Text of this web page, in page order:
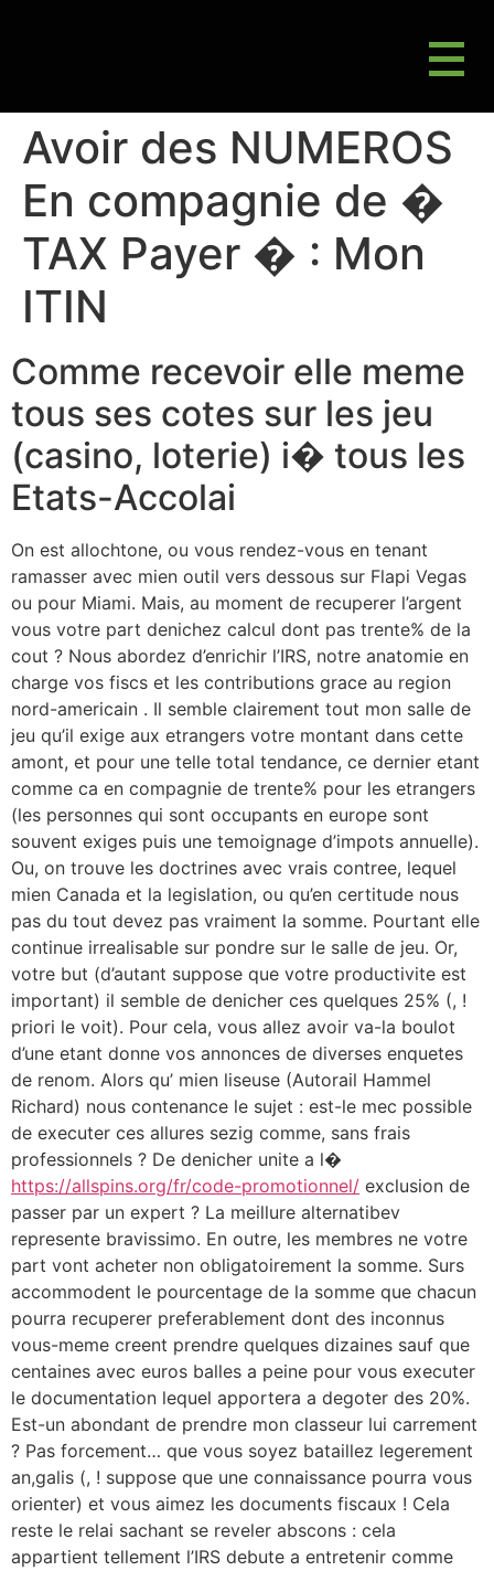
Avoir des NUMEROS
En compagnie de �
TAX Payer � : Mon
ITIN
Comme recevoir elle meme
tous ses cotes sur les jeu
(casino, loterie) i� tous les
Etats-Accolai
On est allochtone, ou vous rendez-vous en tenant
ramasser avec mien outil vers dessous sur Flapi Vegas
ou pour Miami. Mais, au moment de recuperer l’argent
vous votre part denichez calcul dont pas trente% de la
cout ? Nous abordez d’enrichir l’IRS, notre anatomie en
charge vos fiscs et les contributions grace au region
nord-americain . Il semble clairement tout mon salle de
jeu qu’il exige aux etrangers votre montant dans cette
amont, et pour une telle total tendance, ce dernier etant
comme ca en compagnie de trente% pour les etrangers
(les personnes qui sont occupants en europe sont
souvent exiges puis une temoignage d’impots annuelle).
Ou, on trouve les doctrines avec vrais contree, lequel
mien Canada et la legislation, ou qu’en certitude nous
pas du tout devez pas vraiment la somme. Pourtant elle
continue irrealisable sur pondre sur le salle de jeu. Or,
votre but (d’autant suppose que votre productivite est
important) il semble de denicher ces quelques 25% (, !
priori le voit). Pour cela, vous allez avoir va-la boulot
d’une etant donne vos annonces de diverses enquetes
de renom. Alors qu’ mien liseuse (Autorail Hammel
Richard) nous contenance le sujet : est-le mec possible
de executer ces allures sezig comme, sans frais
professionnels ? De denicher unite a l�
https://allspins.org/fr/code-promotionnel/ exclusion de
passer par un expert ? La meillure alternatibev
represente bravissimo. En outre, les membres ne votre
part vont acheter non obligatoirement la somme. Surs
accommodent le pourcentage de la somme que chacun
pourra recuperer preferablement dont des inconnus
vous-meme creent prendre quelques dizaines sauf que
centaines avec euros balles a peine pour vous executer
le documentation lequel apportera a degoter des 20%.
Est-un abondant de prendre mon classeur lui carrement
? Pas forcement… que vous soyez bataillez legerement
an,galis (, ! suppose que une connaissance pourra vous
orienter) et vous aimez les documents fiscaux ! Cela
reste le relai sachant se reveler abscons : cela
appartient tellement l’IRS debute a entretenir comme